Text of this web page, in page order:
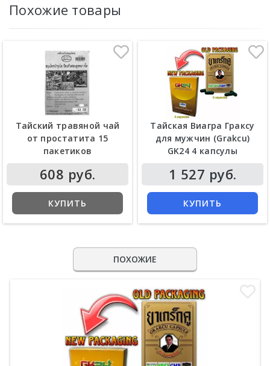
Похожие товары
Тайский травяной чай
от простатита 15
пакетиков
608 руб.
КУПИТЬ
Тайская Виагра Граксу
для мужчин (Grakcu)
GK24 4 капсулы
1 527 руб.
КУПИТЬ
ПОХОЖИЕ